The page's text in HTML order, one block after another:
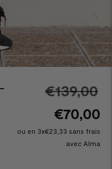
€139,00
€70,00
ou en 3x€23,33 sans frais
avec Alma